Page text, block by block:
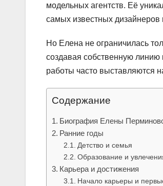
модельных агентств. Её
самых известных дизайнеров
Но Елена не ограничилась
создавая собственную
работы часто выставляются
Содержание
Биография Елены
Ранние годы
Детство и семья
Образование и
Карьера и достижения
Начало карьеры и